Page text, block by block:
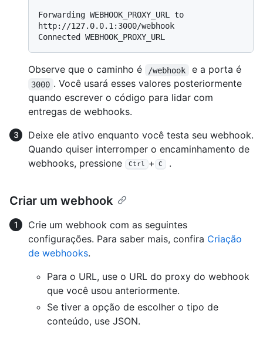
Forwarding WEBHOOK_PROXY_URL to
http://127.0.0.1:3000/webhook
Observe que o caminho é /webhook e a porta é
3000 . Você usará esses valores posteriormente
quando escrever o código para lidar com
entregas de webhooks.
Deixe ele ativo enquanto você testa seu webhook.
Quando quiser interromper o encaminhamento de
webhooks, pressione
Ctrl + C .
Criar um webhook
Crie um webhook com as seguintes
configurações. Para saber mais, confira Criação
de webhooks.
Para o URL, use o URL do proxy do webhook
que você usou anteriormente.
Se tiver a opção de escolher o tipo de
conteúdo, use JSON.